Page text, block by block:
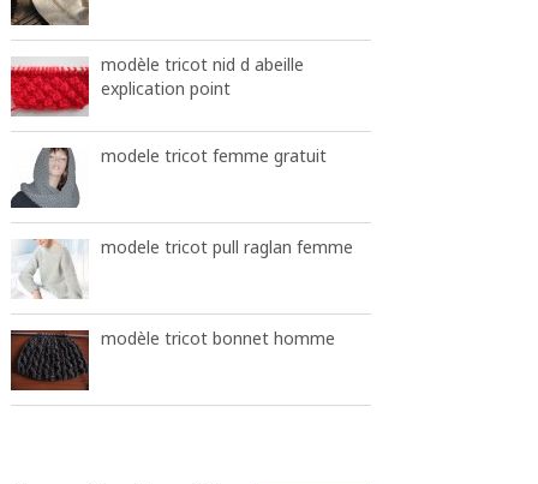
modèle tricot nid d abeille
explication point
modele tricot femme gratuit
modele tricot pull raglan femme
modèle tricot bonnet homme